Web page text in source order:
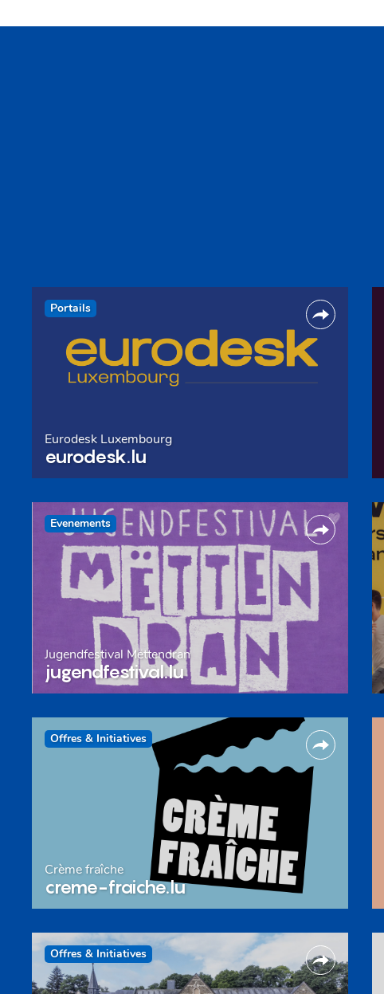
Portails
Eurodesk Luxembourg
eurodesk.lu
Evenements
Jugendfestival Mëttendran
jugendfestival.lu
Offres & Initiatives
Crème fraîche
creme-fraiche.lu
Offres & Initiatives